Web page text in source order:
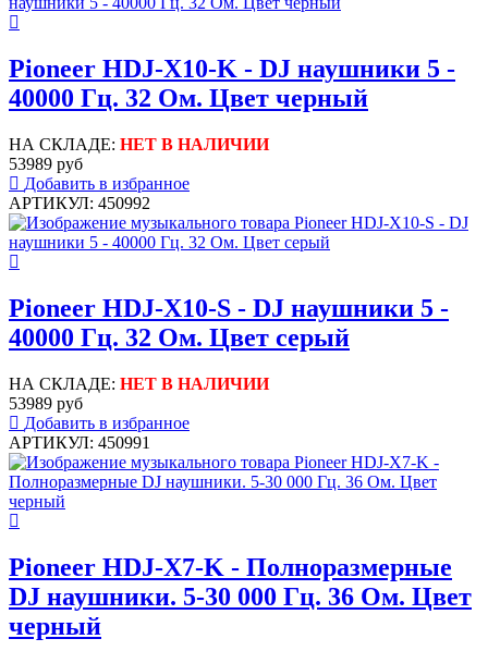
Pioneer HDJ-X10-K - DJ наушники 5 -
40000 Гц. 32 Ом. Цвет черный
НА СКЛАДЕ: НЕТ В НАЛИЧИИ
53989 руб
Добавить в избранное
АРТИКУЛ: 450992
Pioneer HDJ-X10-S - DJ наушники 5 -
40000 Гц. 32 Ом. Цвет серый
НА СКЛАДЕ: НЕТ В НАЛИЧИИ
53989 руб
Добавить в избранное
АРТИКУЛ: 450991
Pioneer HDJ-X7-K - Полноразмерные
DJ наушники. 5-30 000 Гц. 36 Ом. Цвет
черный